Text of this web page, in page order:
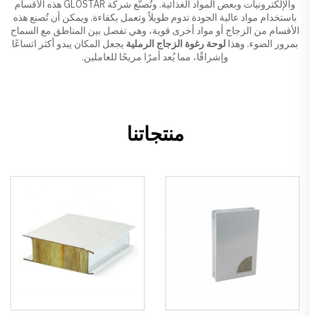
والإلكترونيات وبعض المواد الغذائية. وتُصنّع شركة GLOSTAR هذه الأقسام
باستخدام مواد عالية الجودة تدوم طويلاً وتعمل بكفاءة. ويمكن أن تُصنع هذه
الأقسام من الزجاج أو مواد أخرى قوية، وهي تفصل بين المناطق مع السماح
بمرور الضوء. وهذا لوحة رغوة الزجاج الرملية يجعل المكان يبدو أكثر اتساعًا
وإشراقًا، مما يُعد أمرًا مريحًا للعاملين.
منتجاتنا